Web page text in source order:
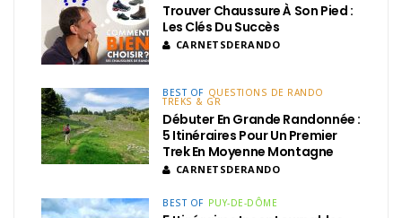
Trouver Chaussure À Son Pied :
Les Clés Du Succès
CARNETSDERANDO
BEST OF QUESTIONS DE RANDO
TREKS & GR
Débuter En Grande Randonnée :
5 Itinéraires Pour Un Premier
Trek En Moyenne Montagne
CARNETSDERANDO
BEST OF PUY-DE-DÔME